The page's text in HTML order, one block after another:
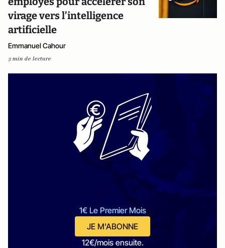
virage vers l’intelligence
artificielle
Emmanuel Cahour
3 min de lecture
1€ Le Premier Mois
JE M'ABONNE
12€/mois ensuite.